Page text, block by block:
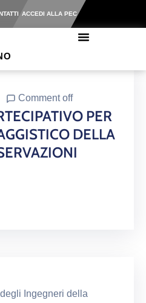
ACCEDI ALLA PEC
Comment off
PER
DELLA
Ingegneri della